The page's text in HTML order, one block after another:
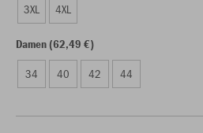
3XL 4XL
Damen (62,49 €)
34 40 42 44